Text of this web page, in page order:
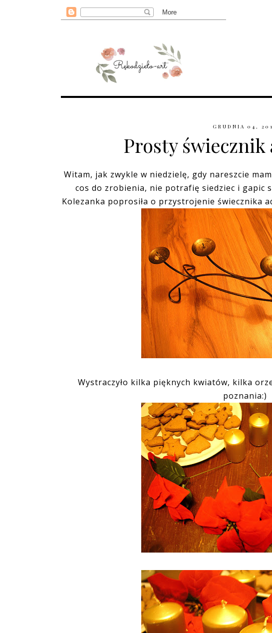
GRUDNIA 04,
Prosty
Witam, jak zwykle w niedzielę, gdy nareszcie
cos do zrobienia, nie potrafię siedziec i gapic
Kolezanka poprosiła o przystrojenie świecznika
Wystraczyło kilka pięknych kwiatów, kilka
poznania:)